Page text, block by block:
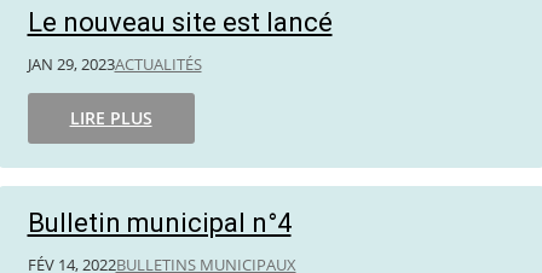
Le nouveau site est lancé
JAN 29, 2023ACTUALITÉS
LIRE PLUS
Bulletin municipal n°4
FÉV 14, 2022BULLETINS MUNICIPAUX